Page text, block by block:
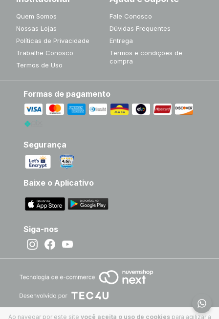
Ao navegar por este site você aceita o uso de cookiespara agilizar a
Quem Somos
Nossas Lojas
Políticas de Privacidade
Trabalhe Conosco
Termos de Uso
Fale Conosco
Dúvidas Frequentes
Entrega
Termos e condições de
compra
Formas de pagamento
Segurança
Baixe o Aplicativo
Siga-nos